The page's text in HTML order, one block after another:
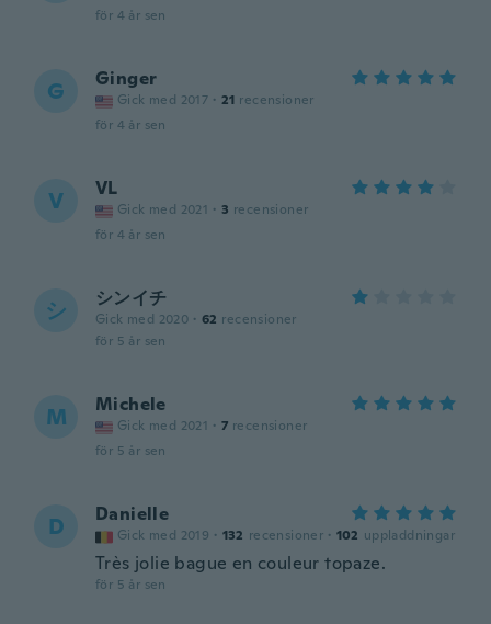
för 4 år sen
G Ginger
Gick med 2017 · 21 recensioner
för 4 år sen
V VL
Gick med 2021 · 3 recensioner
för 4 år sen
シ シンイチ
Gick med 2020 · 62 recensioner
för 5 år sen
M Michele
Gick med 2021 · 7 recensioner
för 5 år sen
D Danielle
Gick med 2019 · 132 recensioner · 102 uppladdningar
Très jolie bague en couleur topaze.
för 5 år sen